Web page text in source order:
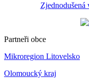
Zjednodušená
Partneři obce
Mikroregion Litovelsko
Olomoucký kraj